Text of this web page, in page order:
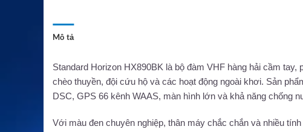
Mô tả
Standard Horizon HX890BK là bộ đàm VHF hàng hải cầm
chèo thuyền, đội cứu hộ và các hoạt động ngoài khơi. Sản
DSC, GPS 66 kênh WAAS, màn hình lớn và khả năng chống
Với màu đen chuyên nghiệp, thân máy chắc chắn và nhiều